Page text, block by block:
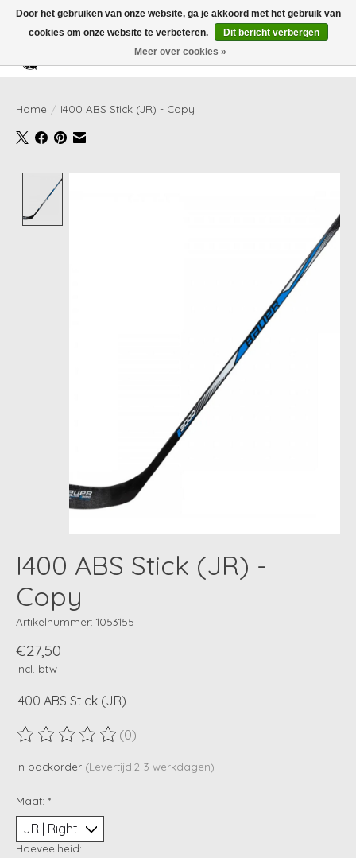
Verlanglijst
Home / I400 ABS Stick (JR) - Copy
I400 ABS Stick (JR) -
Copy
Artikelnummer: 1053155
€27,50
Incl. btw
I400 ABS Stick (JR)
De beoordeling van dit product is
(0)
In backorder (Levertijd:2-3 werkdagen)
Maat: *
Hoeveelheid:
Door het gebruiken van onze website, ga je akkoord met het gebruik van
cookies om onze website te verbeteren.
Dit bericht verbergen
Meer over cookies »